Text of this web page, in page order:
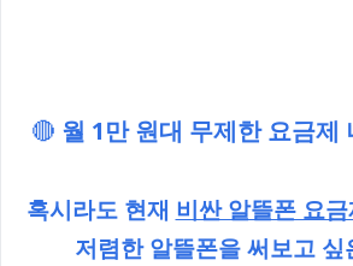
🔴 월 1만 원대 무제한 요금제
혹시라도 현재 비싼 알뜰폰 요
저렴한 알뜰폰을 써보고